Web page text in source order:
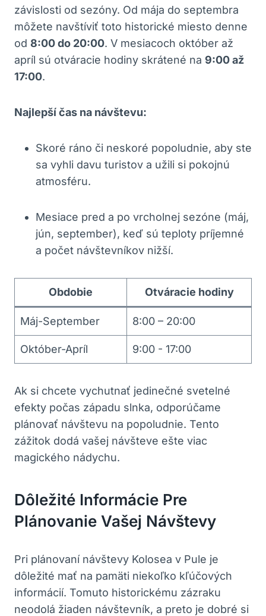
závislosti​ od sezóny. ‌Od mája do septembra
môžete navštíviť toto historické miesto denne
od 8:00 do 20:00. ⁢V mesiacoch október až
apríl sú otváracie hodiny skrátené na 9:00 až
17:00.
Najlepší čas na návštevu:
Skoré ráno či neskoré popoludnie, aby ​ste
sa vyhli davu turistov a užili si pokojnú
atmosféru.
Mesiace pred⁤ a po vrcholnej sezóne (máj,
jún, ‍september), keď sú teploty príjemné
a počet návštevníkov nižší.
Obdobie Otváracie⁣ hodiny
Máj-September 8:00 – 20:00
Október-Apríl 9:00 -‍ 17:00
Ak si‍ chcete vychutnať jedinečné svetelné
efekty počas západu slnka, odporúčame
plánovať návštevu na popoludnie. Tento
zážitok dodá vašej ​návšteve‍ ešte viac
⁢magického nádychu.
Dôležité Informácie Pre
Plánovanie Vašej ‍návštevy
Pri plánovaní návštevy⁢ Kolosea v Pule​ je
dôležité mať na pamäti niekoľko kľúčových‌
informácií. Tomuto historickému zázraku
neodolá žiaden návštevník, ⁣a preto je ⁤dobré si